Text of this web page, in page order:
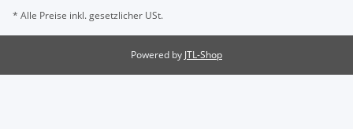
* Alle Preise inkl. gesetzlicher USt.
Powered by JTL-Shop